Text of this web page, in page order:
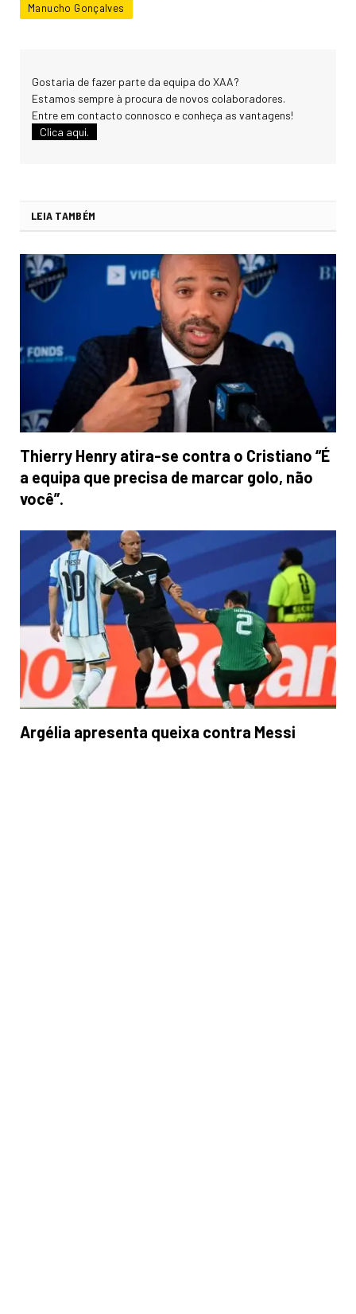
Manucho Gonçalves
Gostaria de fazer parte da equipa do XAA?
Estamos sempre à procura de novos colaboradores.
Entre em contacto connosco e conheça as vantagens!
Clica aqui.
LEIA TAMBÉM
Thierry Henry atira-se contra o Cristiano “É
a equipa que precisa de marcar golo, não
você”.
Argélia apresenta queixa contra Messi